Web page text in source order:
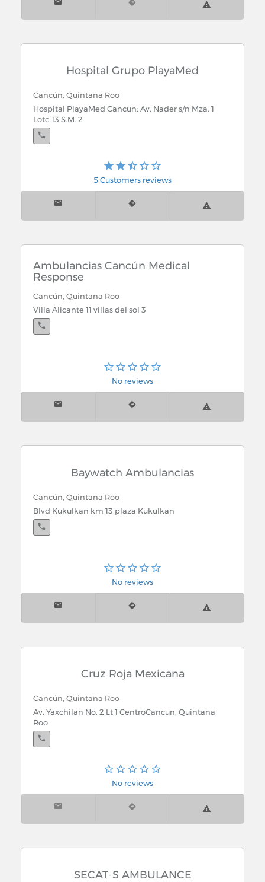
Hospital Grupo PlayaMed
Cancún, Quintana Roo
Hospital PlayaMed Cancun: Av. Nader s/n Mza. 1
Lote 13 S.M. 2
Norte Mza. 40 Lote 1 Edif. Elefante Blanco Col. Ejidal
5 Customers reviews
Ambulancias Cancún Medical
Response
Cancún, Quintana Roo
Villa Alicante 11 villas del sol 3
No reviews
Baywatch Ambulancias
Cancún, Quintana Roo
Blvd Kukulkan km 13 plaza Kukulkan
No reviews
Cruz Roja Mexicana
Cancún, Quintana Roo
Av. Yaxchilan No. 2 Lt 1 CentroCancun, Quintana
Roo.
Sur Centro
Av. juarez S/n esq. Calle 25 NorteAv.Juarez, Playa del
No reviews
SECAT-S AMBULANCE